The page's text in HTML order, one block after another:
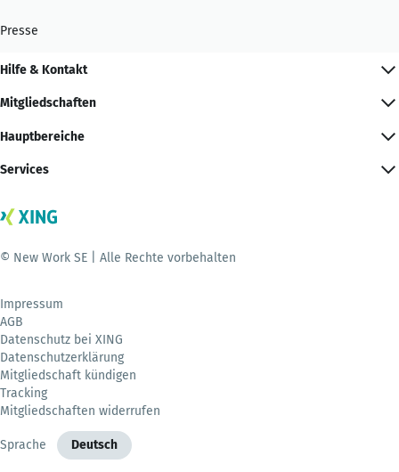
Presse
Hilfe & Kontakt
Mitgliedschaften
Hauptbereiche
Services
© New Work SE | Alle Rechte vorbehalten
Impressum
AGB
Datenschutz bei XING
Datenschutzerklärung
Mitgliedschaft kündigen
Tracking
Mitgliedschaften widerrufen
Sprache Deutsch